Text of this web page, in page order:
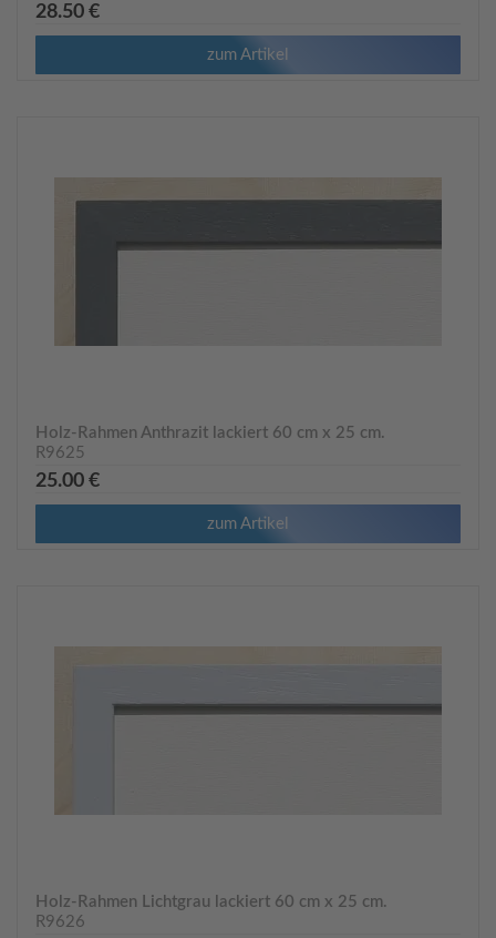
28.50 €
zum Artikel
Holz-Rahmen Anthrazit lackiert 60 cm x 25 cm.
R9625
25.00 €
zum Artikel
Holz-Rahmen Lichtgrau lackiert 60 cm x 25 cm.
R9626